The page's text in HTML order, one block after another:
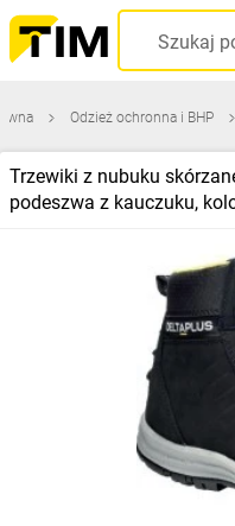
Odzież ochronna i BHP
Trzewiki z nubuku
podeszwa z kauczuku,